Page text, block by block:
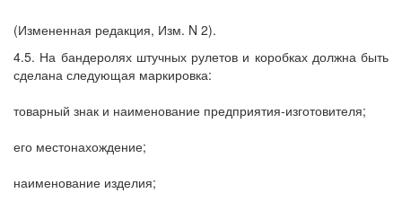
(Измененная редакция, Изм. N 2).
4.5. На бандеролях штучных рулетов и коробках должна быть
сделана следующая маркировка:
товарный знак и наименование предприятия-изготовителя;
его местонахождение;
наименование изделия;